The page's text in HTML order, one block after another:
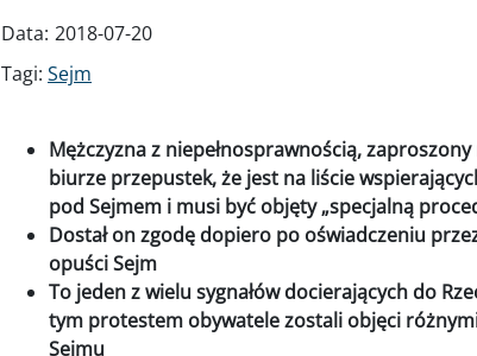
Data: 2018-07-20
Tagi: Sejm
Mężczyzna z niepełnosprawnością,
biurze przepustek, że jest na liście
pod Sejmem i musi być objęty „specjalną
Dostał on zgodę dopiero po oświadczeniu
opuści Sejm
To jeden z wielu sygnałów docierających do
tym protestem obywatele zostali objęci
Sejmu